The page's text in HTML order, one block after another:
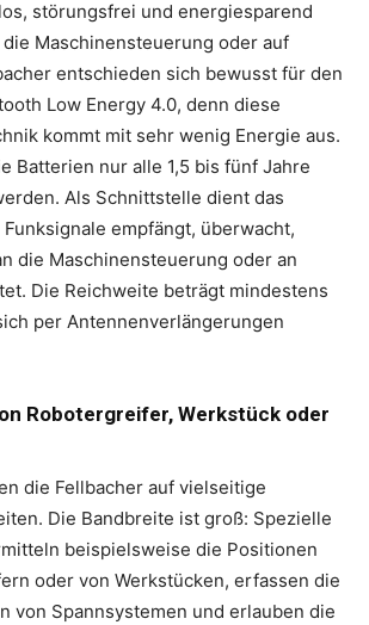
störungsfrei und energiesparend
Maschinensteuerung oder auf
entschieden sich bewusst für den
Low Energy 4.0, denn diese
kommt mit sehr wenig Energie aus.
Batterien nur alle 1,5 bis fünf Jahre
Als Schnittstelle dient das
Funksignale empfängt, überwacht,
die Maschinensteuerung oder an
Die Reichweite beträgt mindestens
per Antennenverlängerungen
Robotergreifer, Werkstück oder
die Fellbacher auf vielseitige
Die Bandbreite ist groß: Spezielle
beispielsweise die Positionen
oder von Werkstücken, erfassen die
von Spannsystemen und erlauben die